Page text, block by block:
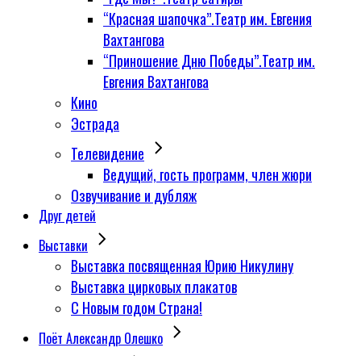
“Красная шапочка”.Театр им. Евгения
Вахтангова
“Приношение Дню Победы”.Театр им.
Евгения Вахтангова
Кино
Эстрада
Телевидение
Ведущий, гость программ, член жюри
Озвучивание и дубляж
Друг детей
Выставки
Выставка посвященная Юрию Никулину
Выставка цирковых плакатов
С Новым годом Страна!
Поёт Александр Олешко